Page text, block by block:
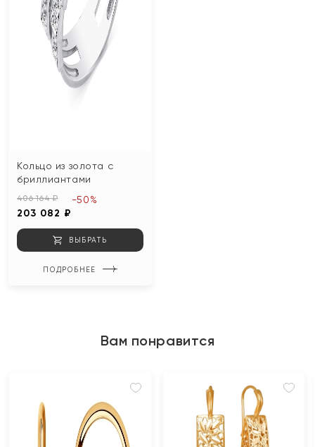
Кольцо из золота с
бриллиантами
406 164 ₽
203 082 ₽
-50%
ВЫБРАТЬ
ПОДРОБНЕЕ
Вам понравится